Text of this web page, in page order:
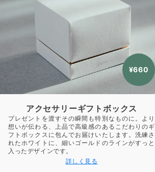
¥660
アクセサリーギフトボックス
プレゼントを渡すその瞬間も特別なものに。より
想いが伝わる、上品で高級感のあるこだわりのギ
フトボックスに包んでお届けいたします。洗練さ
れたホワイトに、細いゴールドのラインがすっと
入ったデザインです。
詳しく見る